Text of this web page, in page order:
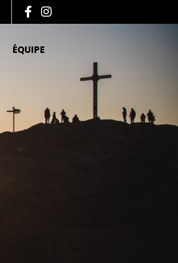
ÉQUIPE